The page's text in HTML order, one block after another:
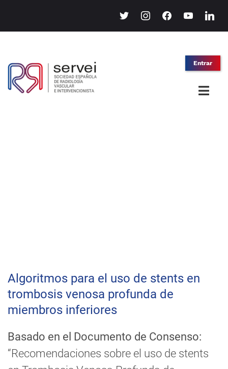
twitter instagramfacebook youtube linkedin
Entrar
Algoritmos para el uso de stents en
trombosis venosa profunda de
miembros inferiores
Basado en el Documento de Consenso:
“Recomendaciones sobre el uso de stents